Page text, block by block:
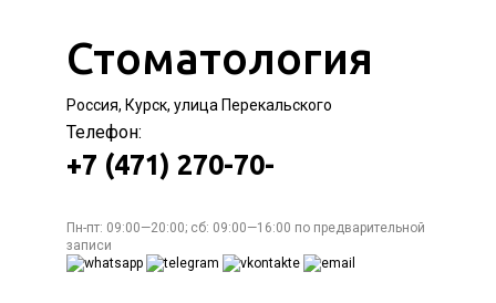
Стоматология
Россия, Курск, улица Перекальского
Телефон:
+7 (471) 270-70-
Пн-пт: 09:00—20:00; сб: 09:00—16:00 по предварительной
записи